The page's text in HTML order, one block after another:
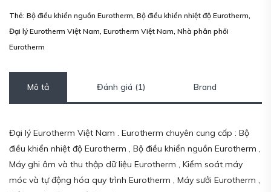
Thẻ: Bộ điều khiển nguồn Eurotherm Bộ điều khiển nhiệt độ Eurotherm
Đại lý Eurotherm Việt Nam Eurotherm Việt Nam Nhà phân phối
Eurotherm
Mô tả Đánh giá (1) Brand
Đại lý Eurotherm Việt Nam . Eurotherm chuyên cung cấp : Bộ
điều khiển nhiệt độ Eurotherm , Bộ điều khiển nguồn Eurotherm ,
Máy ghi âm và thu thập dữ liệu Eurotherm , Kiểm soát máy
móc và tự động hóa quy trình Eurotherm , Máy sưởi Eurotherm ,